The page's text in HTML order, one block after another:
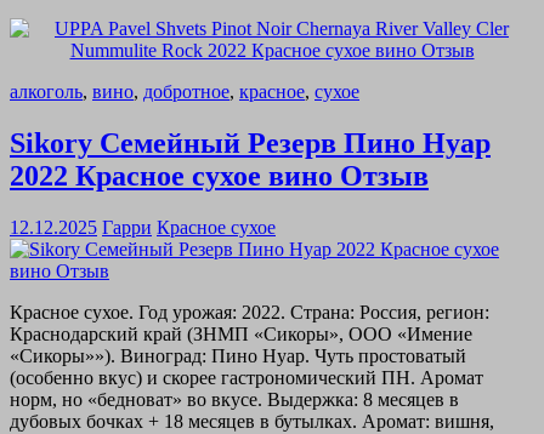
алкоголь, вино, добротное, красное, сухое
Sikory Семейный Резерв Пино Нуар
2022 Красное сухое вино Отзыв
12.12.2025 Гарри Красное сухое
Красное сухое. Год урожая: 2022. Страна: Россия, регион:
Краснодарский край (ЗНМП «Сикоры», ООО «Имение
«Сикоры»»). Виноград: Пино Нуар. Чуть простоватый
(особенно вкус) и скорее гастрономический ПН. Аромат
норм, но «бедноват» во вкусе. Выдержка: 8 месяцев в
дубовых бочках + 18 месяцев в бутылках. Аромат: вишня,